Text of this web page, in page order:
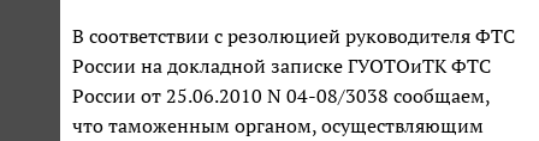
В соответствии с резолюцией руководителя ФТС
России на докладной записке ГУОТОиТК ФТС
России от 25.06.2010 N 04-08/3038 сообщаем,
что таможенным органом, осуществляющим